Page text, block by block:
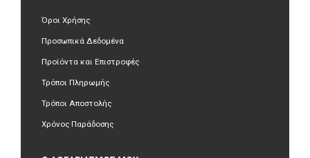
Όροι Χρήσης
Προσωπικά Δεδομένα
Προϊόντα και Επιστροφές
Τρόποι Πληρωμής
Τρόποι Αποστολής
Χρόνος Παράδοσης